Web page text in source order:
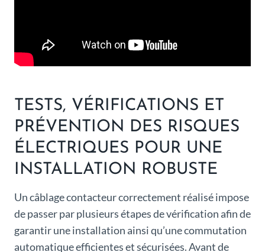
TESTS, VÉRIFICATIONS ET
PRÉVENTION DES RISQUES
ÉLECTRIQUES POUR UNE
INSTALLATION ROBUSTE
Un câblage contacteur correctement réalisé impose
de passer par plusieurs étapes de vérification afin de
garantir une installation ainsi qu’une commutation
automatique efficientes et sécurisées. Avant de